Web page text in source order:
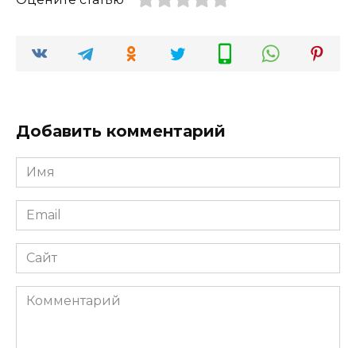
Добавить комментарий
Имя
*
Email
*
Сайт
Комментарий